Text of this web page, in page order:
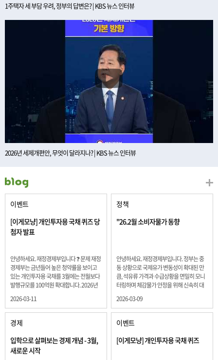
1주택자 세 부담 우려, 정부의 답변은? | KBS 뉴스 인터뷰
2026년 세제개편안, 무엇이 달라지나? | KBS 뉴스 인터뷰
이벤트
[이게모냥] 개인투자용 국채 퀴즈 당
첨자 발표
안녕하세요. 재정경제부입니다 ❓ 문제 재정
경제부는 금년들어 높은 청약률을 보이고
있는 개인투자용 국채를 3월에는 전월보다
발행규모를 100억원 확대합니다. 2026년
5년물 600억원, 10년물 900억원, 20년물
300억원입니다. 그렇다면 3월 개인투자용
국채의 총 발행 예정 금액은 얼마일까요??
보기 ① 1,600억원 ② 1,700억원 ③ 1,800
억원 ④ 2,000억원 정답 : 1,800억원 참여해
주신 모든 분들 감사합니다! 당첨자분들에
게는 지난 이벤트 블로그 게시글에 비밀댓
2026-03-11
정책
"26.2월 소비자물가 동향
안녕하세요. 재정경제부입니다. 정부는 중
동 상황으로 국제유가 변동성이 확대된 만
큼, 석유류 가격과 수급상황을 면밀히 모니
터링하며 체감물가 안정을 위해 신속히 대
료품과 에너지를 제외하고 추세적 흐름을
보여주는 근원물가는 2.3% 상승 향후 지정
학적 요인, 기상여건 등 불확실성이 있는 만
큼, 정부는 체감물가 안정을 위해 총력을 다
할 계획입니다. 특히, 최근 중동 상황으로 국
제유가 변동성이 확대된 만큼, 석유류 가격･
2026-03-09
경제
입학으로 살펴보는 경제 개념 - 3월,
새로운 시작
이벤트
[이게모냥] 개인투자용 국채 퀴즈